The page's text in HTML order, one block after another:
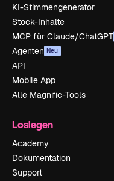
KI-Stimmengenerator
Stock-Inhalte
MCP für Claude/ChatGPT
Agenten Neu
API
Mobile App
Alle Magnific-Tools
Loslegen
Academy
Dokumentation
Support